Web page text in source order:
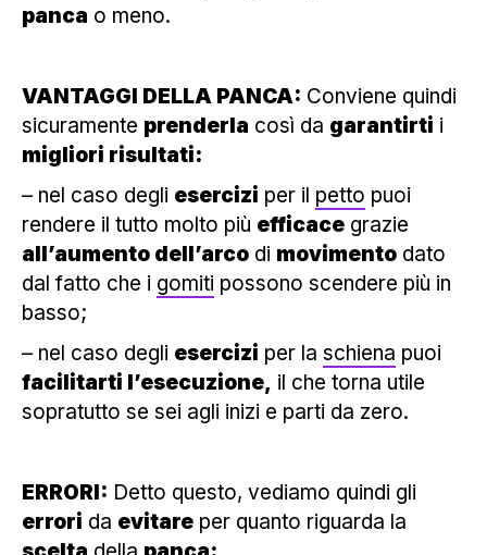
panca o meno.
VANTAGGI DELLA PANCA: Conviene quindi
sicuramente prenderla così da garantirti i
migliori risultati:
– nel caso degli esercizi per il petto puoi
rendere il tutto molto più efficace grazie
all’aumento dell’arco di movimento dato
dal fatto che i gomiti possono scendere più in
basso;
– nel caso degli esercizi per la schiena puoi
facilitarti l’esecuzione, il che torna utile
sopratutto se sei agli inizi e parti da zero.
ERRORI: Detto questo, vediamo quindi gli
errori da evitare per quanto riguarda la